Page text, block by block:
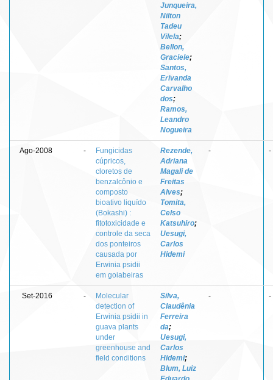
Junqueira,
Nilton
Tadeu
Vilela;
Bellon,
Graciele;
Santos,
Erivanda
Carvalho
dos;
Ramos,
Leandro
Nogueira
Ago-2008 -
Fungicidas
cúpricos,
cloretos de
benzalcônio e
composto
bioativo liquído
(Bokashi) :
fitotoxicidade e
controle da seca
dos ponteiros
causada por
Erwinia psidii
em goiabeiras
Rezende,
Adriana
Magali de
Freitas
Alves;
Tomita,
Celso
Katsuhiro;
Uesugi,
Carlos
Hidemi
- -
Set-2016 -
Molecular
detection of
Erwinia psidii in
guava plants
under
greenhouse and
field conditions
Silva,
Claudênia
Ferreira
da;
Uesugi,
Carlos
Hidemi;
Blum, Luiz
- -